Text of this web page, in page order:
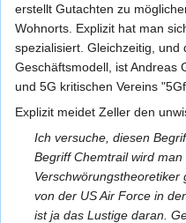
erstellt Gutachten zu
Wohnorts. Explizit hat man
spezialisiert. Gleichzeitig, und
Geschäftsmodell, ist Andreas
und 5G kritischen Vereins
Explizit meidet Zeller den
Ich versuche, diesen
Begriff Chemtrail wird
von der US Air Force in
ist ja das Lustige daran.